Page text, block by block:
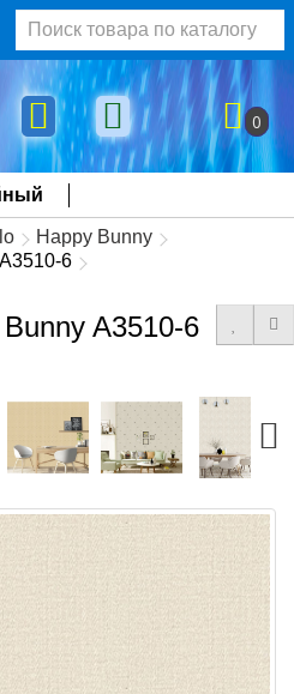
0
Happy Bunny
6
A3510-6